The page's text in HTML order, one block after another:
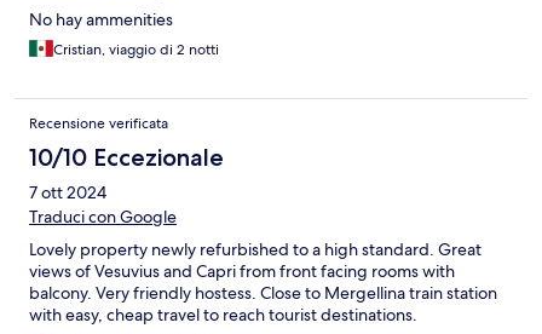
No hay ammenities
Cristian, viaggio di 2 notti
Recensione verificata
10/10 Eccezionale
7 ott 2024
Traduci con Google
Lovely property newly refurbished to a high standard. Great
views of Vesuvius and Capri from front facing rooms with
balcony. Very friendly hostess. Close to Mergellina train station
with easy, cheap travel to reach tourist destinations.